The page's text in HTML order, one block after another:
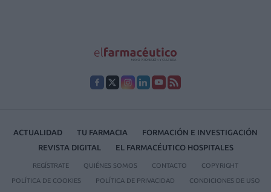
ACTUALIDAD TU FARMACIA
FORMACIÓN E INVESTIGACIÓN
REVISTA DIGITAL
EL FARMACÉUTICO HOSPITALES
REGÍSTRATE QUIÉNES SOMOS CONTACTO COPYRIGHT
POLÍTICA DE COOKIES POLÍTICA DE PRIVACIDAD CONDICIONES DE USO